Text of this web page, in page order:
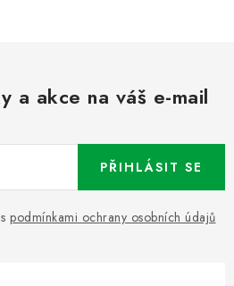
a akce na váš e-mail
podmínkami ochrany osobních údajů
PŘIHLÁSIT SE